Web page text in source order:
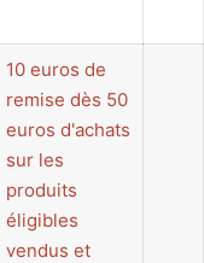
10 euros de
remise dès 50
euros d'achats
sur les
produits
éligibles
vendus et